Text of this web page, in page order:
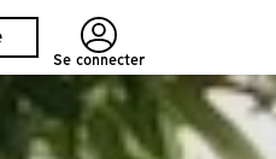
Se connecter